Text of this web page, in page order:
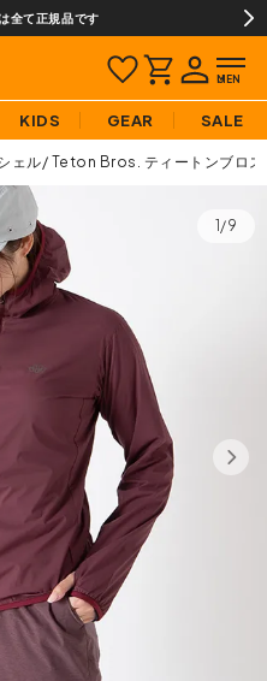
全て正規品です
KIDS GEAR SALE
ェル Teton Bros. ティートンブロス
1/9